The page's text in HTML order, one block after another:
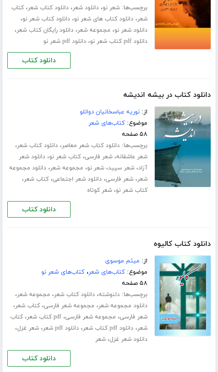
برچسب‌ها:شعر نو،دانلود شعر،دانلود کتاب شعر،کتاب
شعر،دانلود کتاب های شعر نو،دانلود کتاب شعر نو،
دانلود شعر نو، مجموعه شعر،دانلود رایگان کتاب شعر،
دانلود pdf کتاب شعر نو ،دانلود pdf شعر نو
دانلود کتاب
دانلود کتاب در بیشه اندیشه
از:نوریه عباسخانیان دوانلو
موضوع:کتاب‌های شعر
۵۸ صفحه
برچسب‌ها:دانلود کتاب شعر معاصر،دانلود کتاب شعر،
شعر عاشقانه،شعر فارسی،کتاب شعر نو،دانلود شعر
آزاد،شعر سپید،شعر نو، مجموعه شعر،دانلود مجموعه
شعر،شعر فارسی،دانلود شعر اجتماعی،کتاب شعر،
کتاب شعر نو،شعر کوتاه
دانلود کتاب
دانلود کتاب کالیوه
از: میثم موسوی
موضوع:کتاب‌های شعر،کتاب‌های شعر نو
۵۸ صفحه
برچسب‌ها:دلنوشته،دانلود کتاب شعر، مجموعه شعر،
دانلود مجموعه شعر، مجموعه شعر فارسی،کتاب شعر،
شعر فارسی، مجموعه شعر فارسی،pdf کتاب شعر ،کتاب
شعر،دانلود pdf کتاب شعر ،دانلود pdf شعر ،شعر غزل،
دانلود شعر غزل،شعر
دانلود کتاب